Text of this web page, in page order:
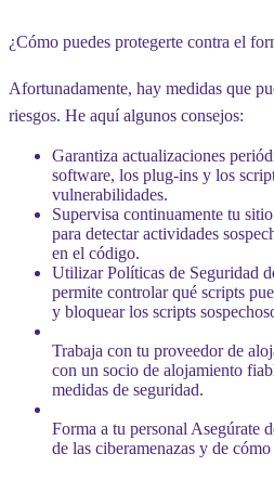
¿Cómo puedes protegerte contra el
Afortunadamente, hay medidas que
riesgos. He aquí algunos consejos:
Garantiza actualizaciones
software, los plug-ins y los
vulnerabilidades.
Supervisa continuamente tu
para detectar actividades
en el código.
Utilizar Políticas de Seguridad
permite controlar qué scripts
y bloquear los scripts
Trabaja con tu proveedor de
con un socio de alojamiento
medidas de seguridad.
Forma a tu personal Asegúrate
de las ciberamenazas y de